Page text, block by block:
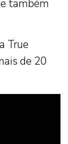
também
True
de 20